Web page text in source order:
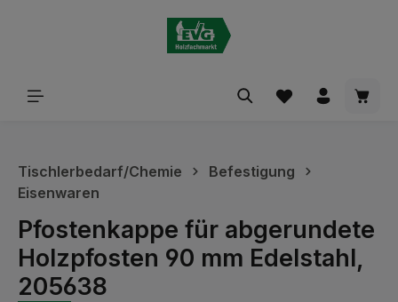
Tischlerbedarf/Chemie
Befestigung
Eisenwaren
Pfostenkappe für abgerundete
Holzpfosten 90 mm Edelstahl,
205638